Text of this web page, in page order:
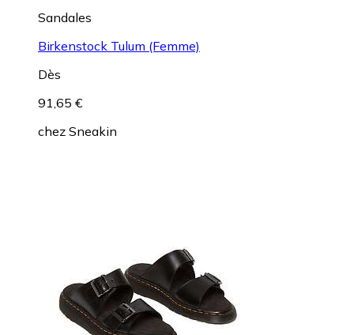
Sandales
Birkenstock Tulum (Femme)
Dès
91,65 €
chez Sneakin